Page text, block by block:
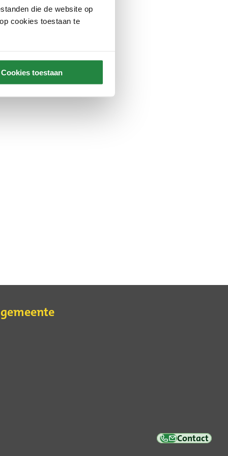
die de website op
cookies toestaan te
Cookies toestaan
Contact